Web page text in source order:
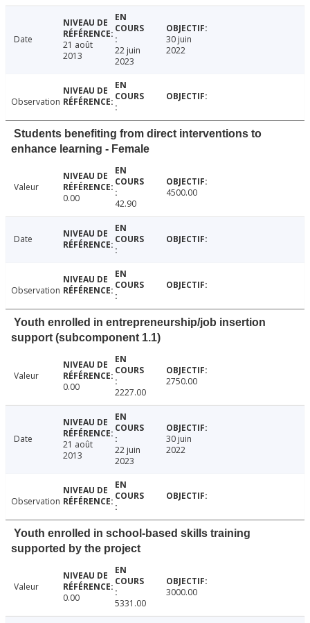
Date
21 août
2013
22 juin
2023
30 juin
2022
Observation
Students benefiting from direct interventions to
enhance learning - Female
Valeur
0.00
42.90
4500.00
Date
Observation
Youth enrolled in entrepreneurship/job insertion
support (subcomponent 1.1)
Valeur
0.00
2227.00
2750.00
Date
21 août
2013
22 juin
2023
30 juin
2022
Observation
Youth enrolled in school-based skills training
supported by the project
Valeur
0.00
5331.00
3000.00